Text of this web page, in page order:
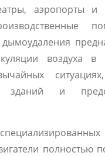
аэропорты и
воздуха в
зданий и
полностью